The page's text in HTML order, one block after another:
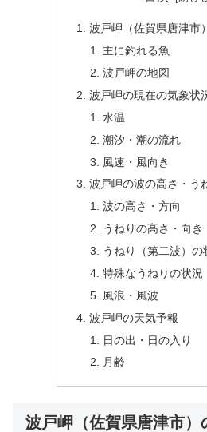
波戸岬（佐賀県唐津市
主に釣れる魚
波戸岬の地図
波戸岬の現在の気象状
水温
潮汐・潮の流れ
風速・風向き
波戸岬の波の高さ・う
波の高さ・方向
うねりの高さ・向き
うねり（第二波）の
特殊なうねりの状況
風浪・風波
波戸岬の天気予報
日の出・日の入り
月齢
波戸岬（佐賀県唐津市）